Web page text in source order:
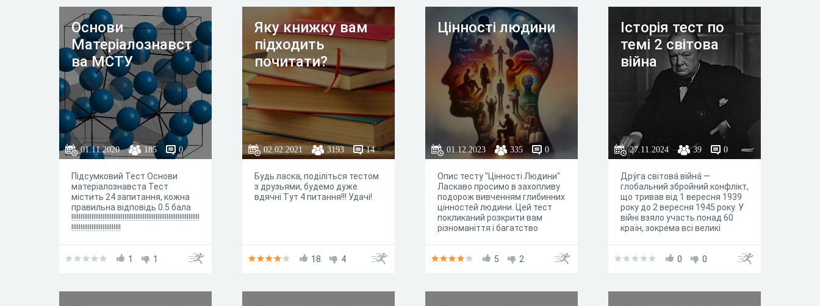
«Hello, World!».
Виміряйте в собі рівень DevOps
за допомогою тесту.
найдивнішого голлівудського
Бартона. Якщо ти ще не
занурився в цю викривлену й
страшнувату реальність,
якраз час це зробити. Адже
літературна франшиза ще
явно не закінчена й продовжує
нарощувати армію фанів. Наш
тест – чудова можливість
розпочати знайомство із
серією або пригадати її образи
(якщо ти встигнув прочитати
ці книги) напередодні
найпохмурішого свята року.
Основи
Матеріалознавст
ва МСТУ
01.11.2020 185 0
Підсумковий Тест Основи
матеріалознавста Тест
містить 24 запитання, кожна
правильна відповідь 0.5 бала
!!!!!!!!!!!!!!!!!!!!!!!!!!!!!!!!!!!!!!!!!!!!!!!!!!!!!!!!!!!!!!!!!!!!!!
!!!!!!!!!!!!!!!!!!!!!!!!!!!
1 1
Яку книжку вам
підходить
почитати?
02.02.2021 3193 14
Будь ласка, поділіться тестом
з друзьями, будемо дуже
вдячні Тут 4 питання!!! Удачі!
18 4
Цінності людини
01.12.2023 335 0
Опис тесту "Цінності Людини"
Ласкаво просимо в захопливу
подорож вивченням глибинних
цінностей людини. Цей тест
покликаний розкрити вам
різноманіття і багатство
мудрості, що міститься в
просто виклик вашому
5 2
Історія тест по
темі 2 світова
війна
27.11.2024 39 0
Дру́га світова́ війна́ —
глобальний збройний конфлікт,
що тривав від 1 вересня 1939
року до 2 вересня 1945 року. У
війні взяло участь понад 60
країн, зокрема всі великі
блок країн Осі та
ффффффффффффффффффф
0 0